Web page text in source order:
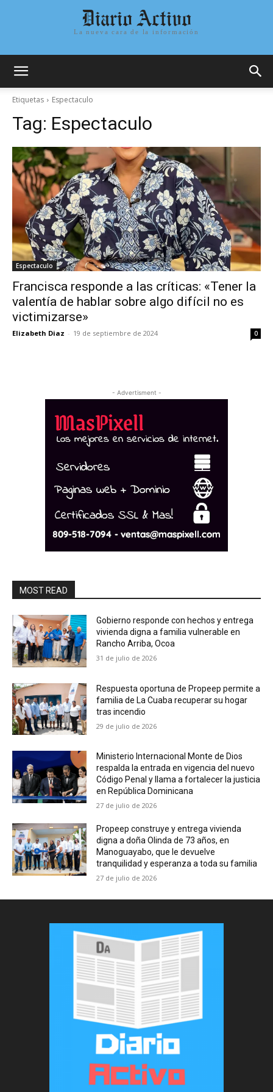
Diario Activo
La nueva cara de la información
Etiquetas Espectaculo
Tag: Espectaculo
Espectaculo
Francisca responde a las críticas: «Tener la
valentía de hablar sobre algo difícil no es
victimizarse»
Elizabeth Diaz - 19 de septiembre de 2024 0
- Advertisment -
MOST READ
Gobierno responde con hechos y entrega
vivienda digna a familia vulnerable en
Rancho Arriba, Ocoa
31 de julio de 2026
Respuesta oportuna de Propeep permite a
familia de La Cuaba recuperar su hogar
tras incendio
29 de julio de 2026
Ministerio Internacional Monte de Dios
respalda la entrada en vigencia del nuevo
Código Penal y llama a fortalecer la justicia
en República Dominicana
27 de julio de 2026
Propeep construye y entrega vivienda
digna a doña Olinda de 73 años, en
Manoguayabo, que le devuelve
tranquilidad y esperanza a toda su familia
27 de julio de 2026